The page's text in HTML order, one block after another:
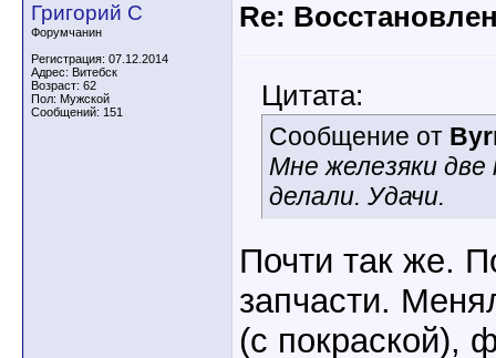
Григорий С
Форумчанин
Регистрация: 07.12.2014
Адрес: Витебск
Возраст: 62
Пол: Мужской
Сообщений: 151
Re:
Цитата:
Сообщение от
Мне железяки две
делали. Удачи.
Почти так же.
запчасти.
(с покраской),